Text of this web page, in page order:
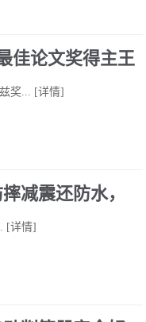
佳论文奖得主王
奖... [详情]
减震还防水，
[详情]